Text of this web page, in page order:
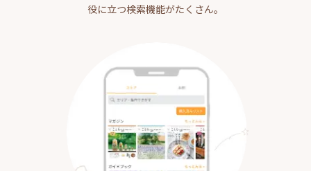
役に立つ検索機能がたくさん。